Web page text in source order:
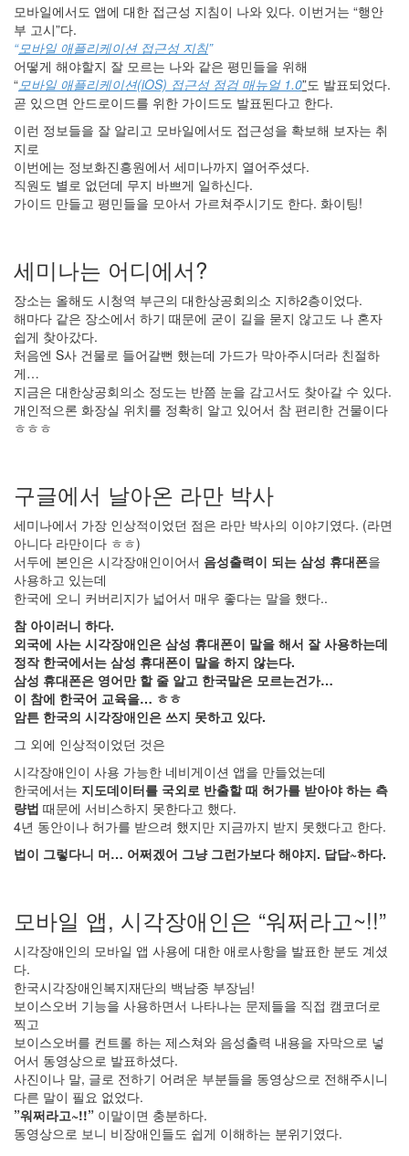
모바일에서도 앱에 대한 접근성 지침이 나와 있다. 이번거는 “행안
부 고시”다.
“모바일 애플리케이션 접근성 지침”
어떻게 해야할지 잘 모르는 나와 같은 평민들을 위해
“모바일 애플리케이션(iOS) 접근성 점검 매뉴얼 1.0”도 발표되었다.
곧 있으면 안드로이드를 위한 가이드도 발표된다고 한다.
이런 정보들을 잘 알리고 모바일에서도 접근성을 확보해 보자는 취
지로
이번에는 정보화진흥원에서 세미나까지 열어주셨다.
직원도 별로 없던데 무지 바쁘게 일하신다.
가이드 만들고 평민들을 모아서 가르쳐주시기도 한다. 화이팅!
세미나는 어디에서?
장소는 올해도 시청역 부근의 대한상공회의소 지하2층이었다.
해마다 같은 장소에서 하기 때문에 굳이 길을 묻지 않고도 나 혼자
쉽게 찾아갔다.
처음엔 S사 건물로 들어갈뻔 했는데 가드가 막아주시더라 친절하
게…
지금은 대한상공회의소 정도는 반쯤 눈을 감고서도 찾아갈 수 있다.
개인적으론 화장실 위치를 정확히 알고 있어서 참 편리한 건물이다
ㅎㅎㅎ
구글에서 날아온 라만 박사
세미나에서 가장 인상적이었던 점은 라만 박사의 이야기였다. (라면
아니다 라만이다 ㅎㅎ)
서두에 본인은 시각장애인이어서 음성출력이 되는 삼성 휴대폰을
사용하고 있는데
한국에 오니 커버리지가 넓어서 매우 좋다는 말을 했다..
참 아이러니 하다.
외국에 사는 시각장애인은 삼성 휴대폰이 말을 해서 잘 사용하는데
정작 한국에서는 삼성 휴대폰이 말을 하지 않는다.
삼성 휴대폰은 영어만 할 줄 알고 한국말은 모르는건가…
이 참에 한국어 교육을… ㅎㅎ
암튼 한국의 시각장애인은 쓰지 못하고 있다.
그 외에 인상적이었던 것은
시각장애인이 사용 가능한 네비게이션 앱을 만들었는데
한국에서는 지도데이터를 국외로 반출할 때 허가를 받아야 하는 측
량법 때문에 서비스하지 못한다고 했다.
4년 동안이나 허가를 받으려 했지만 지금까지 받지 못했다고 한다.
법이 그렇다니 머… 어쩌겠어 그냥 그런가보다 해야지. 답답~하다.
모바일 앱, 시각장애인은 “워쩌라고~!!”
시각장애인의 모바일 앱 사용에 대한 애로사항을 발표한 분도 계셨
다.
한국시각장애인복지재단의 백남중 부장님!
보이스오버 기능을 사용하면서 나타나는 문제들을 직접 캠코더로
찍고
보이스오버를 컨트롤 하는 제스쳐와 음성출력 내용을 자막으로 넣
어서 동영상으로 발표하셨다.
사진이나 말, 글로 전하기 어려운 부분들을 동영상으로 전해주시니
다른 말이 필요 없었다.
”워쩌라고~!!” 이말이면 충분하다.
동영상으로 보니 비장애인들도 쉽게 이해하는 분위기였다.
2019
...
by
해
빠
NVDA
음
성
출
각
화
by
해
빠
시
각
장
독
서
-
책
읽...
by
해
빠